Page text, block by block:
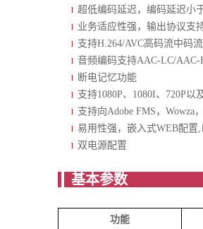
l 超低编码延迟，编码延迟小
l 业务适应性强，输出协议支
l 支持H.264/AVC高码流中码
l 音频编码支持AAC-LC/AAC-
l 断电记忆功能
l 支持1080P、1080I、720P以
l 支持向Adobe FMS，Wowza
l 易用性强，嵌入式WEB配置
l 双电源配置
功能